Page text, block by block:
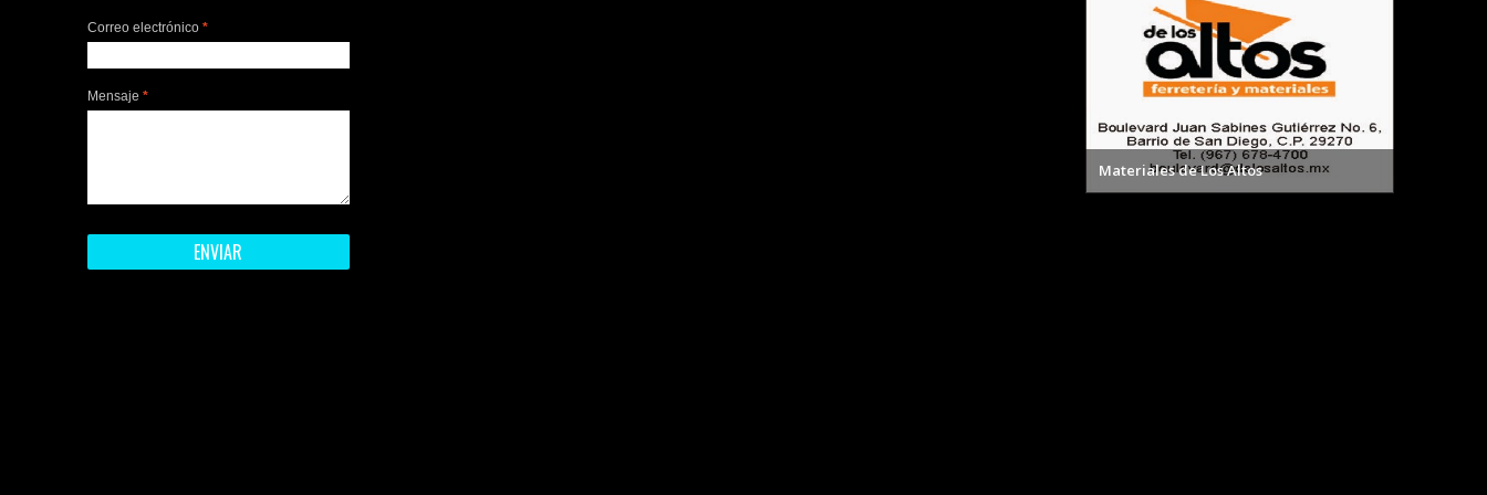
Correo electrónico *
Mensaje *
Materiales de Los Altos